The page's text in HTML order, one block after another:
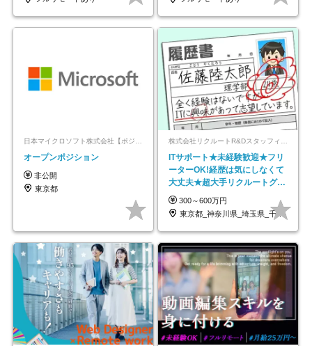
オープンポジション
非公開
東京都
ITサポート★未経験歓迎★フリ
ーターOK!経歴は気にしなくて
大丈夫★超大手リクルートグル
ープの正社員/sg
300～600万円
東京都_神奈川県_埼玉県_千葉県_大阪府…